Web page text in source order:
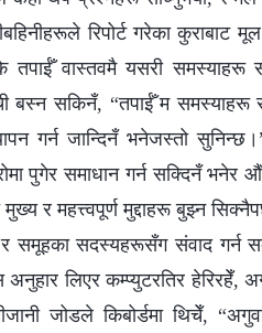
रिपोर्ट गरेका कुराबाट
वास्तवमै यसरी समस्याहरू
सकिनँ, “तपाईँ म समस्याहरू
गर्न जान्दिनँ भनेजस्तो
पुगेर समाधान गर्न सक्दिनँ भनेर
र महत्त्वपूर्ण मुद्दाहरू बुझ्न
समूहका सदस्यहरूसँग संवाद गर्न
लिएर कम्प्युटरतिर हेरिरहेँ,
जोडले किबोर्डमा थिचेँ,